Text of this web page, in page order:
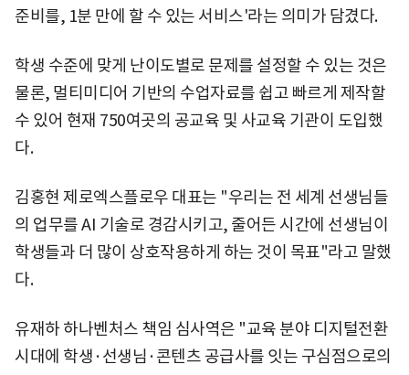
준비를, 1분 만에 할 수 있는 서비스'라는 의미가 담겼다.
학생 수준에 맞게 난이도별로 문제를 설정할 수 있는 것은
물론, 멀티미디어 기반의 수업자료를 쉽고 빠르게 제작할
수 있어 현재 750여곳의 공교육 및 사교육 기관이 도입했
다.
김홍현 제로엑스플로우 대표는 "우리는 전 세계 선생님들
의 업무를 AI 기술로 경감시키고, 줄어든 시간에 선생님이
학생들과 더 많이 상호작용하게 하는 것이 목표"라고 말했
다.
유재하 하나벤처스 책임 심사역은 "교육 분야 디지털전환
시대에 학생·선생님·콘텐츠 공급사를 잇는 구심점으로의